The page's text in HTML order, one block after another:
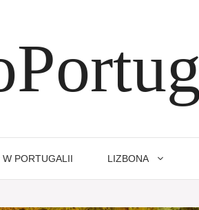
PORTUGALII LIZBONA